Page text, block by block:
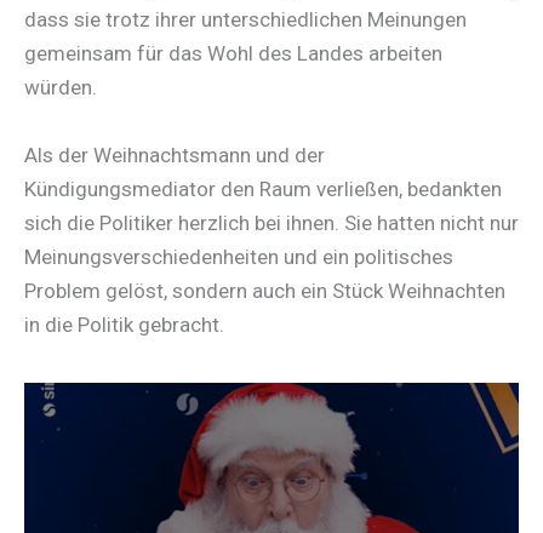
dass sie trotz ihrer unterschiedlichen Meinungen
gemeinsam für das Wohl des Landes arbeiten
würden.
Als der Weihnachtsmann und der
Kündigungsmediator den Raum verließen, bedankten
sich die Politiker herzlich bei ihnen. Sie hatten nicht nur
Meinungsverschiedenheiten und ein politisches
Problem gelöst, sondern auch ein Stück Weihnachten
in die Politik gebracht.